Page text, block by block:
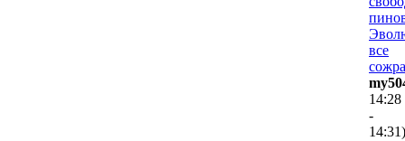
все
14:28
-
14:31)